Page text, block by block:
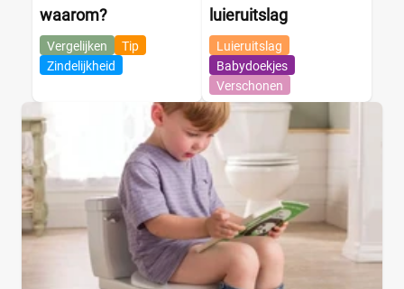
waarom?
Vergelijken
Tip
Zindelijkheid
luieruitslag
Luieruitslag
Babydoekjes
Verschonen